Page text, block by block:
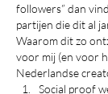
followers” dan
partijen die dit al
Waarom dit zo
voor mij (en voor
Nederlandse
Social proof